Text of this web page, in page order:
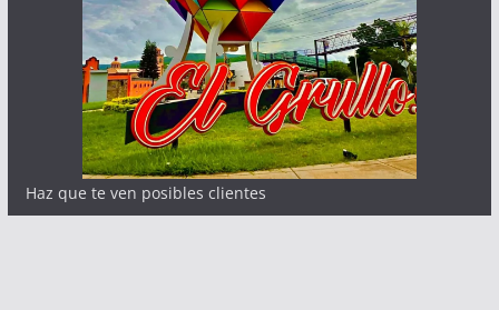
Haz que te ven posibles clientes